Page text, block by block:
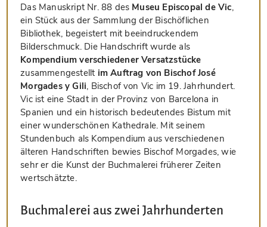
Das Manuskript Nr. 88 des Museu Episcopal de Vic,
ein Stück aus der Sammlung der Bischöflichen
Bibliothek, begeistert mit beeindruckendem
Bilderschmuck. Die Handschrift wurde als
Kompendium verschiedener Versatzstücke
zusammengestellt im Auftrag von Bischof José
Morgades y Gili, Bischof von Vic im 19. Jahrhundert.
Vic ist eine Stadt in der Provinz von Barcelona in
Spanien und ein historisch bedeutendes Bistum mit
einer wunderschönen Kathedrale. Mit seinem
Stundenbuch als Kompendium aus verschiedenen
älteren Handschriften bewies Bischof Morgades, wie
sehr er die Kunst der Buchmalerei früherer Zeiten
wertschätzte.
Buchmalerei aus zwei Jahrhunderten